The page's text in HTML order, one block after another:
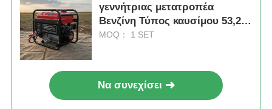
γεννήτριας μετατροπέα
Βενζίνη Τύπος καυσίμου 53,2
mL Μετατόπιση Φορητό και
MOQ： 1 SET
Να συνεχίσει